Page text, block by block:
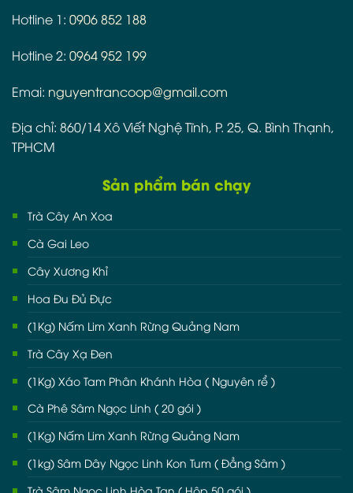
Hotline 1: 0906 852 188
Hotline 2: 0964 952 199
Emai: nguyentrancoop@gmail.com
Địa chỉ: 860/14 Xô Viết Nghệ Tĩnh, P. 25, Q. Bình Thạnh,
TPHCM
Sản phẩm bán chạy
Trà Cây An Xoa
Cà Gai Leo
Cây Xương Khỉ
Hoa Đu Đủ Đực
(1Kg) Nấm Lim Xanh Rừng Quảng Nam
Trà Cây Xạ Đen
(1Kg) Xáo Tam Phân Khánh Hòa ( Nguyên rể )
Cà Phê Sâm Ngọc Linh ( 20 gói )
(1Kg) Nấm Lim Xanh Rừng Quảng Nam
(1kg) Sâm Dây Ngọc Linh Kon Tum ( Đẳng Sâm )